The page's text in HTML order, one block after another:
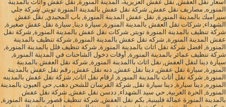
اسعار نقل العفش, نقل عفش العزيزية، المدينة المنورة, نقل عفش واثاث بالمدينة
المنوره, مصاريف نقل عفش, شركة نقل عفش بالمدينة المنورة تويتر, شركة جلي
سيراميك بالمدينة المنورة, نقل عفش المدينة المنورة, باب المجيدي, نقل عفش
الشهداء, شركات نقل العفش بالمدينة المنورة, سيارة دينا, سيارة نقل عفش صغيرة,
شركة تنظيف بالمدينة المنورة تويتر, شركات نقل عفش بالمدينة المنورة, شركة نقل
عفش المدينة المنورة, شركه نقل عفش بالمدينة المنورة, شركة تنظيف بالمدينة
المنورة, افضل شركة نقل اثاث بالمدينة المنورة, شركة تنظيف فلل بالمدينة المنورة,
شركة تنظيف عمائر بالمدينة المنورة, أوقات دخول الشاحنات في المدينة المنورة,
سيارة دينا لنقل العفش, نقل اثاث باالمدينة المنورة, شركة نقل العفش بالمدينة
المنورة, سيارة نقل عفش, دينا نقل عفش, دنه نقل عفش, رقم نقل عفش بالمدينة
المنورة, شركة نقل أثاث بالمدينة المنورة, ارقام نقل اثاث, شركة نقل عفش بالمدينه
المنوره, دينا سيارة, دينا سيارة نقل, شركة الفرسان للشحن دهب, حي العيون بالمدينة
المنورة, الحرة الغربية, حي سيد الشهداء, ددسن نقل عفش, شركة نقل عفش
بالمدينة المنورة عمالة فلبينية, بكم نقل العفش, شركة تنظيف قصور بالمدينة المنورة,